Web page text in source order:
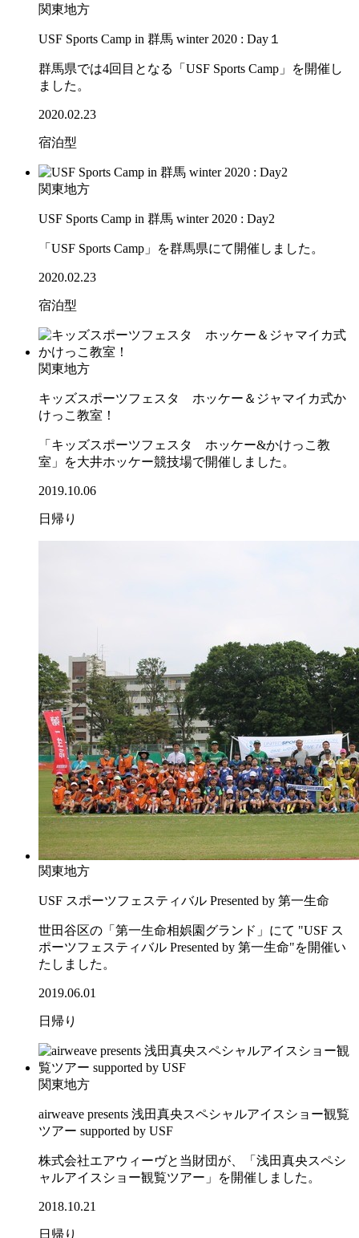
関東地方
USF Sports Camp in 群馬 winter 2020 : Day１
群馬県では4回目となる「USF Sports Camp」を開催し
ました。
2020.02.23
宿泊型
関東地方
USF Sports Camp in 群馬 winter 2020 : Day2
「USF Sports Camp」を群馬県にて開催しました。
2020.02.23
宿泊型
関東地方
キッズスポーツフェスタ ホッケー＆ジャマイカ式か
けっこ教室！
「キッズスポーツフェスタ ホッケー&かけっこ教
室」を大井ホッケー競技場で開催しました。
2019.10.06
日帰り
関東地方
USF スポーツフェスティバル Presented by 第一生命
世田谷区の「第一生命相娯園グランド」にて "USF ス
ポーツフェスティバル Presented by 第一生命"を開催い
たしました。
2019.06.01
日帰り
関東地方
airweave presents 浅田真央スペシャルアイスショー観覧
ツアー supported by USF
株式会社エアウィーヴと当財団が、「浅田真央スペシ
ャルアイスショー観覧ツアー」を開催しました。
2018.10.21
日帰り